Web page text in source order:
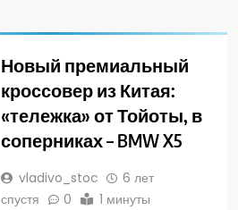
Новый премиальный
кроссовер из Китая:
«тележка» от Тойоты, в
соперниках – BMW X5
vladivo_stoc
6 лет
спустя
0 1 минуты